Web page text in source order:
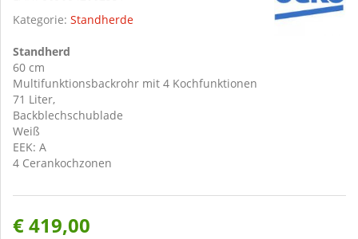
Kategorie: Standherde
Standherd
60 cm
Multifunktionsbackrohr mit 4 Kochfunktionen
71 Liter,
Backblechschublade
Weiß
EEK: A
4 Cerankochzonen
€ 419,00